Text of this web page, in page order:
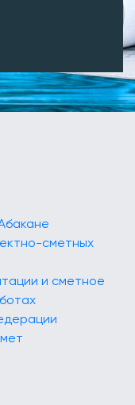
сметных
и сметное